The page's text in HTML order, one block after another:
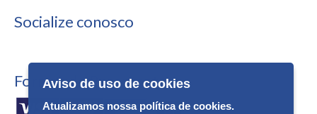
Socialize conosco
Formas de Pagamento
Aviso de uso de cookies
Atualizamos nossa política de cookies.